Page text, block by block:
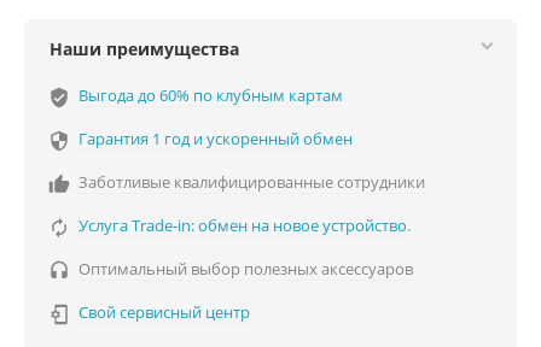
Наши преимущества
verified_user Выгода до 60% по клубным картам
 Гарантия 1 год и ускоренный обмен
 Заботливые квалифицированные сотрудники
 Услуга Trade-in: обмен на новое устройство.
 Оптимальный выбор полезных аксессуаров
 Свой сервисный центр